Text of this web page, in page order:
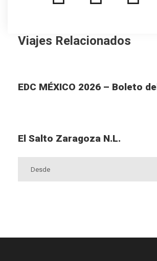
Viajes Relacionados
EDC MÉXICO 2026 – Boleto
El Salto Zaragoza N.L.
Desde